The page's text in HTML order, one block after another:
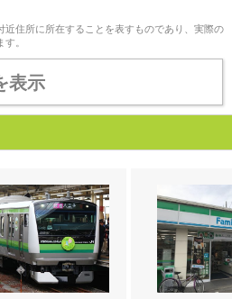
住所に所在することを表すものであり、実際の
。
表示